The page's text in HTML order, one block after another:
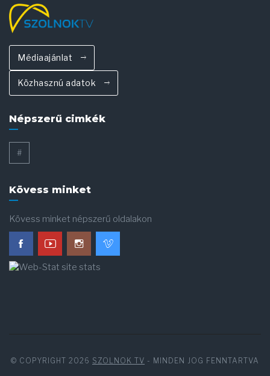
Médiaajánlat
Közhasznú adatok
Népszerű cimkék
#
Kövess minket
Kövess minket népszerű oldalakon
© COPYRIGHT 2026 SZOLNOK TV - MINDEN JOG FENNTARTVA